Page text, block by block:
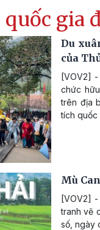
quốc gia
Du
của
[VOV2]
chức
trên địa
tích quốc
Mù
[VOV2]
tranh vẽ
số, ngày